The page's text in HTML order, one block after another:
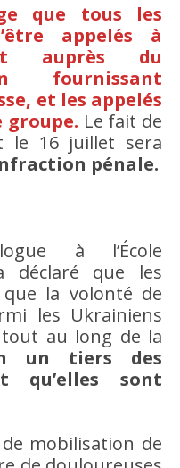
que tous les
appelés à
auprès du
fournissant
et les appelés
groupe. Le fait de
le 16 juillet sera
pénale.
à l’École
déclaré que les
la volonté de
les Ukrainiens
au long de la
un tiers des
qu’elles sont
mobilisation de